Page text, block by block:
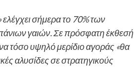
σήμερα το 70% των
γαιών. Σε πρόσφατη έκθεσή
τόσο υψηλό μερίδιο αγοράς «θα
αλυσίδες σε στρατηγικούς